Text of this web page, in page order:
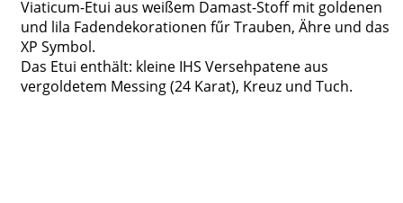
Viaticum-Etui aus weißem Damast-Stoff mit goldenen
und lila Fadendekorationen fűr Trauben, Ähre und das
XP Symbol.
Das Etui enthält: kleine IHS Versehpatene aus
vergoldetem Messing (24 Karat), Kreuz und Tuch.